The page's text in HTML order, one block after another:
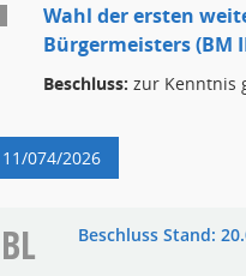
Wahl der ersten
Bürgermeisters (BM
Beschluss: zur Kenntnis
11/074/2026
BL Beschluss Stand: